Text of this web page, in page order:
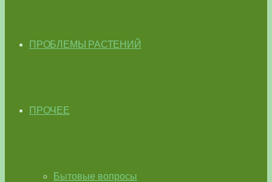
ПРОБЛЕМЫ РАСТЕНИЙ
ПРОЧЕЕ
Бытовые вопросы